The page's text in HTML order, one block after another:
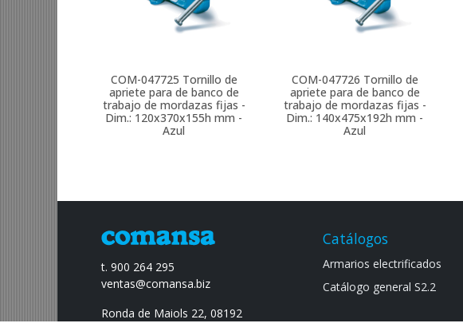
COM-047725 Tornillo de
apriete para de banco de
trabajo de mordazas fijas -
Dim.: 120x370x155h mm -
Azul
COM-047726 Tornillo de
apriete para de banco de
trabajo de mordazas fijas -
Dim.: 140x475x192h mm -
Azul
t. 900 264 295
ventas@comansa.biz
Ronda de Maiols 22, 08192
Catálogos
Armarios electrif​icad​os
Catálogo general S​2.2